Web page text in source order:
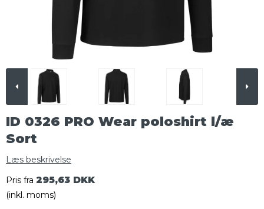
ID 0326 PRO Wear poloshirt l/æ
Sort
Læs beskrivelse
Pris fra 295,63 DKK
(inkl. moms)